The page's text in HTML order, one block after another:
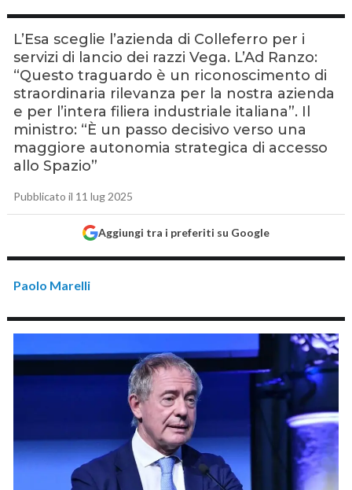
L’Esa sceglie l’azienda di Colleferro per i
servizi di lancio dei razzi Vega. L’Ad Ranzo:
“Questo traguardo è un riconoscimento di
straordinaria rilevanza per la nostra azienda
e per l’intera filiera industriale italiana”. Il
ministro: “È un passo decisivo verso una
maggiore autonomia strategica di accesso
allo Spazio”
Pubblicato il 11 lug 2025
Aggiungi tra i preferiti su Google
Paolo Marelli